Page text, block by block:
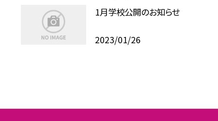
1月学校公開のお知らせ
2023/01/26